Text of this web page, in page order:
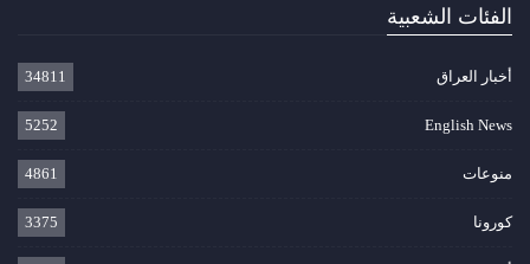
الفئات الشعبية
أخبار العراق 34811
English News
5252
منوعات 4861
كورونا 3375